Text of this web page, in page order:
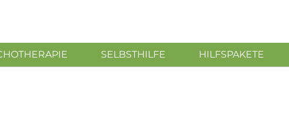
SELBSTHILFE HILFSPAKETE